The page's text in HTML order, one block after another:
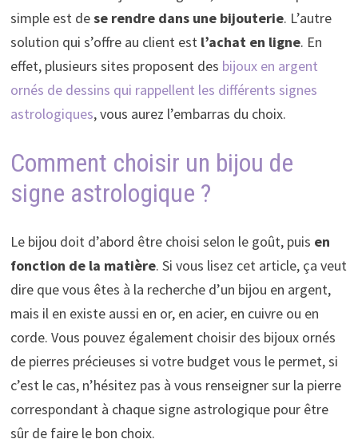
simple est dese rendre dans une bijouterie. L’autre
solution qui s’offre au client est l’achat en ligne. En
effet, plusieurs sites proposent des bijoux en argent
ornés de dessins qui rappellent les différents signes
astrologiques, vous aurez l’embarras du choix.
Comment choisir un bijou de
signe astrologique ?
Le bijou doit d’abord être choisi selon le goût, puis en
fonction de la matière. Si vous lisez cet article, ça veut
dire que vous êtes à la recherche d’un bijou en argent,
mais il en existe aussi en or, en acier, en cuivre ou en
corde. Vous pouvez également choisir des bijoux ornés
de pierres précieuses si votre budget vous le permet, si
c’est le cas, n’hésitez pas à vous renseigner sur la pierre
correspondant à chaque signe astrologique pour être
sûr de faire le bon choix.